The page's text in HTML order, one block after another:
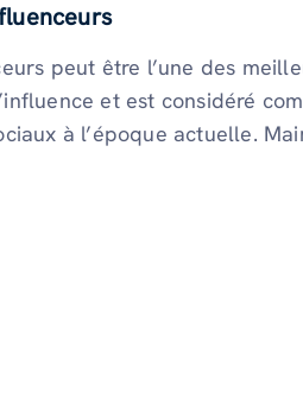
peut être l’une des
et est considéré
à l’époque actuelle.